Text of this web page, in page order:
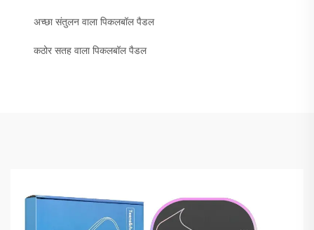
अच्छा संतुलन वाला पिकलबॉल पैडल
कठोर सतह वाला पिकलबॉल पैडल